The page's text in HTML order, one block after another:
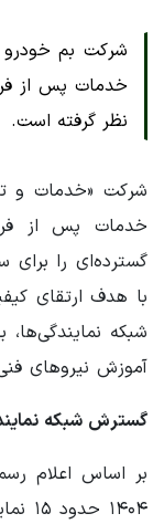
خدمات پس از
نظر گرفته است.
شرکت «خدمات و
خدمات پس از
با هدف ارتقای
شبکه
آموزش نیروهای
گسترش شبکه
بر اساس اعلام